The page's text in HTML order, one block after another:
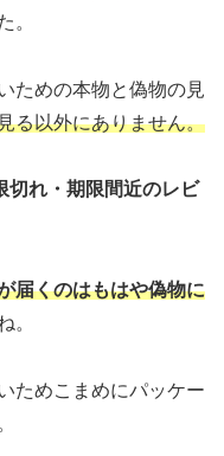
。
ための本物と偽物の見
る以外にありません。
切れ・期限間近のレビ
届くのはもはや偽物に
。
ためこまめにパッケー